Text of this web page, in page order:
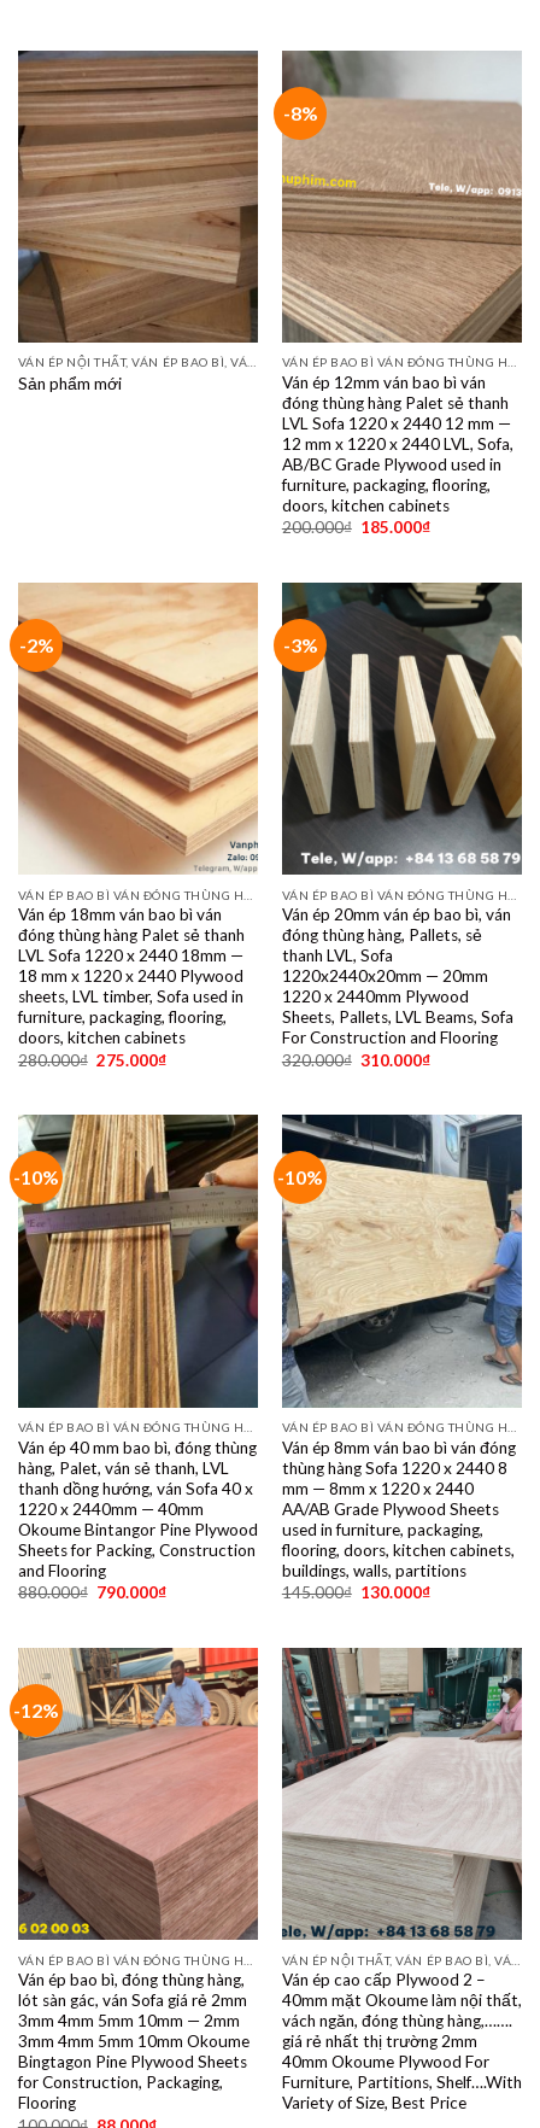
Sản phẩm mới
-8%
Ván ép 12mm ván bao bì ván
đóng thùng hàng Palet sẻ thanh
LVL Sofa 1220 x 2440 12 mm —
12 mm x 1220 x 2440 LVL, Sofa,
AB/BC Grade Plywood used in
furniture, packaging, flooring,
doors, kitchen cabinets
200.000₫ 185.000₫
-2%
Ván ép 18mm ván bao bì ván
đóng thùng hàng Palet sẻ thanh
LVL Sofa 1220 x 2440 18mm —
18 mm x 1220 x 2440 Plywood
sheets, LVL timber, Sofa used in
furniture, packaging, flooring,
doors, kitchen cabinets
280.000₫ 275.000₫
-3%
Ván ép 20mm ván ép bao bì, ván
đóng thùng hàng, Pallets, sẻ
thanh LVL, Sofa
1220x2440x20mm — 20mm
1220 x 2440mm Plywood
Sheets, Pallets, LVL Beams, Sofa
For Construction and Flooring
320.000₫ 310.000₫
-10%
Ván ép 40 mm bao bì, đóng thùng
hàng, Palet, ván sẻ thanh, LVL
thanh dồng hướng, ván Sofa 40 x
1220 x 2440mm — 40mm
Okoume Bintangor Pine Plywood
Sheets for Packing, Construction
and Flooring
880.000₫ 790.000₫
-10%
Ván ép 8mm ván bao bì ván đóng
thùng hàng Sofa 1220 x 2440 8
mm — 8mm x 1220 x 2440
AA/AB Grade Plywood Sheets
used in furniture, packaging,
flooring, doors, kitchen cabinets,
buildings, walls, partitions
145.000₫ 130.000₫
-12%
Ván ép bao bì, đóng thùng hàng,
lót sàn gác, ván Sofa giá rẻ 2mm
3mm 4mm 5mm 10mm — 2mm
3mm 4mm 5mm 10mm Okoume
Bingtagon Pine Plywood Sheets
for Construction, Packaging,
Flooring
Ván ép cao cấp Plywood 2 –
40mm mặt Okoume làm nội thất,
vách ngăn, đóng thùng hàng,…….
giá rẻ nhất thị trường 2mm
40mm Okoume Plywood For
Furniture, Partitions, Shelf….With
Variety of Size, Best Price